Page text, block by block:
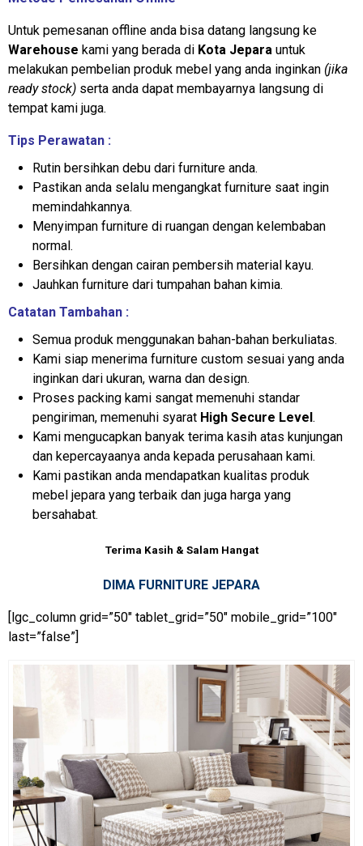
Untuk pemesanan offline anda bisa datang langsung ke
Warehouse kami yang berada di Kota Jepara untuk
melakukan pembelian produk mebel yang anda inginkan (jika
ready stock) serta anda dapat membayarnya langsung di
tempat kami juga.
Tips Perawatan :
Rutin bersihkan debu dari furniture anda.
Pastikan anda selalu mengangkat furniture saat ingin
memindahkannya.
Menyimpan furniture di ruangan dengan kelembaban
normal.
Bersihkan dengan cairan pembersih material kayu.
Jauhkan furniture dari tumpahan bahan kimia.
Catatan Tambahan :
Semua produk menggunakan bahan-bahan berkuliatas.
Kami siap menerima furniture custom sesuai yang anda
inginkan dari ukuran, warna dan design.
Proses packing kami sangat memenuhi standar
pengiriman, memenuhi syarat High Secure Level.
Kami mengucapkan banyak terima kasih atas kunjungan
dan kepercayaanya anda kepada perusahaan kami.
Kami pastikan anda mendapatkan kualitas produk
mebel jepara yang terbaik dan juga harga yang
bersahabat.
Terima Kasih & Salam Hangat
DIMA FURNITURE JEPARA
[lgc_column grid=”50″ tablet_grid=”50″ mobile_grid=”100″
last=”false”]